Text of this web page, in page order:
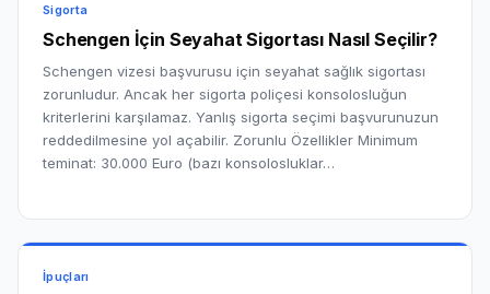
Sigorta
Schengen İçin Seyahat Sigortası Nasıl Seçilir?
Schengen vizesi başvurusu için seyahat sağlık sigortası
zorunludur. Ancak her sigorta poliçesi konsolosluğun
kriterlerini karşılamaz. Yanlış sigorta seçimi başvurunuzun
reddedilmesine yol açabilir. Zorunlu Özellikler Minimum
teminat: 30.000 Euro (bazı konsolosluklar…
İpuçları